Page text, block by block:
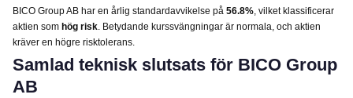
BICO Group AB har en årlig standardavvikelse på 56.8%, vilket klassificerar
aktien som hög risk. Betydande kurssvängningar är normala, och aktien
kräver en högre risktolerans.
Samlad teknisk slutsats för BICO Group
AB